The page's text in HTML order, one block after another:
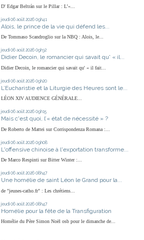
D' Edgar Beltrán sur le Pillar : L’«...
jeudi 06 août 2026 09h41
Alois, le prince de la vie qui défend les...
De Tommaso Scandroglio sur la NBQ : Alois, le...
jeudi 06 août 2026 09h32
Didier Decoin, le romancier qui savait qu' « il...
Didier Decoin, le romancier qui savait qu' « il fait...
jeudi 06 août 2026 09h20
L’Eucharistie et la Liturgie des Heures sont le...
LÉON XIV AUDIENCE GÉNÉRALE...
jeudi 06 août 2026 09h15
Mais c'est quoi, l’« état de nécessité » ?
De Roberto de Mattei sur Corrispondenza Romana :...
jeudi 06 août 2026 09h08
L'offensive chinoise à l'exportation transforme...
De Marco Respinti sur Bitter Winter :...
jeudi 06 août 2026 08h47
Une homélie de saint Léon le Grand pour la...
de "jeunes-catho.fr" : Les chrétiens...
jeudi 06 août 2026 08h47
Homélie pour la fête de la Transfiguration
Homélie du Père Simon Noël osb pour le dimanche de...